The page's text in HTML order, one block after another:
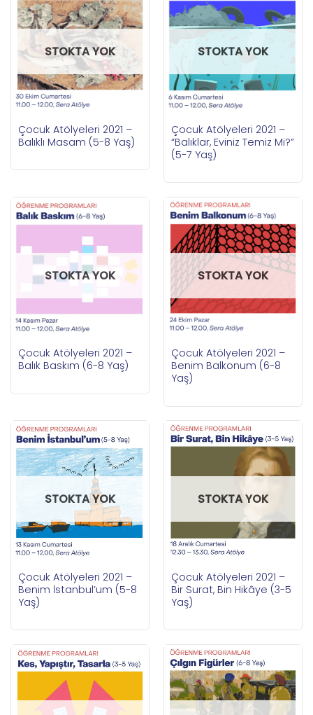
STOKTA YOK
Çocuk Atölyeleri 2021 –
Balıklı Masam (5-8 Yaş)
STOKTA YOK
Çocuk Atölyeleri 2021 –
“Balıklar, Eviniz Temiz Mi?”
(5-7 Yaş)
STOKTA YOK
Çocuk Atölyeleri 2021 –
Balık Baskım (6-8 Yaş)
STOKTA YOK
Çocuk Atölyeleri 2021 –
Benim Balkonum (6-8
Yaş)
STOKTA YOK
Çocuk Atölyeleri 2021 –
Benim İstanbul’um (5-8
Yaş)
STOKTA YOK
Çocuk Atölyeleri 2021 –
Bir Surat, Bin Hikâye (3-5
Yaş)